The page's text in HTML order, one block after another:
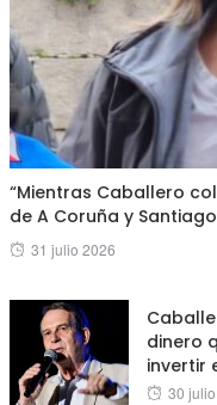
“Mientras Caballero
de A Coruña y
Posted
31 julio 2026
dinero
invertir
Posted
30